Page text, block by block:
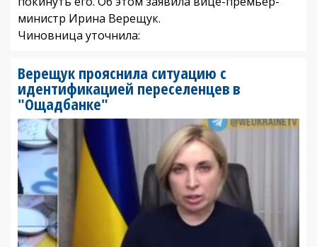
министр Ирина Верещук.
Чиновница уточнила:
Верещук прояснила ситуацию с
идентификацией переселенцев в
"Ощадбанке"